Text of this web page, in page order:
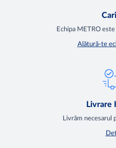
Echipa METRO
Alătură-te
Livrare
Livrăm necesarul